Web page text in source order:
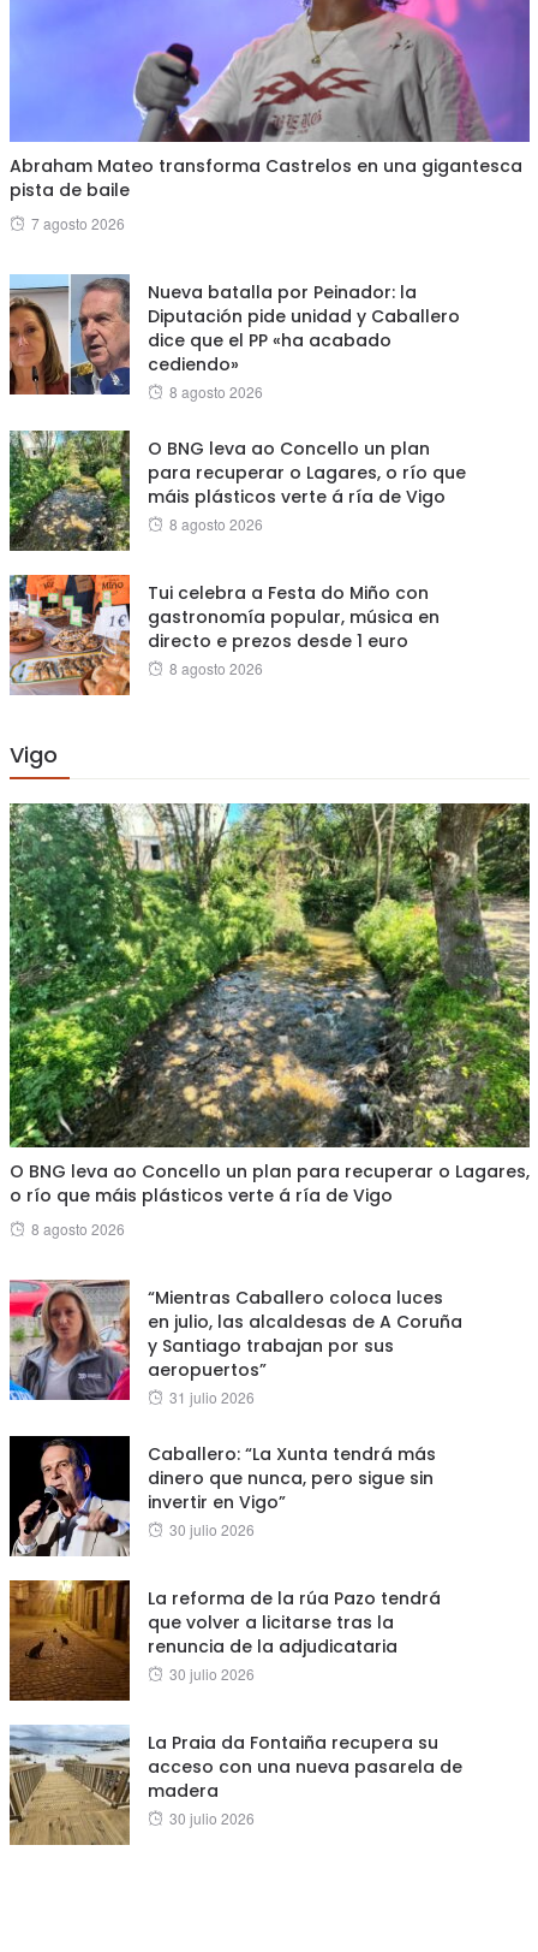
Abraham Mateo transforma Castrelos en una gigantesca
pista de baile
Posted
7 agosto 2026
Nueva batalla por Peinador: la
Diputación pide unidad y Caballero
dice que el PP «ha acabado
cediendo»
Posted
8 agosto 2026
O BNG leva ao Concello un plan
para recuperar o Lagares, o río que
máis plásticos verte á ría de Vigo
Posted
8 agosto 2026
Tui celebra a Festa do Miño con
gastronomía popular, música en
directo e prezos desde 1 euro
Posted
8 agosto 2026
Vigo
O BNG leva ao Concello un plan para recuperar o Lagares,
o río que máis plásticos verte á ría de Vigo
Posted
8 agosto 2026
“Mientras Caballero coloca luces
en julio, las alcaldesas de A Coruña
y Santiago trabajan por sus
aeropuertos”
Posted
31 julio 2026
Caballero: “La Xunta tendrá más
dinero que nunca, pero sigue sin
invertir en Vigo”
Posted
30 julio 2026
La reforma de la rúa Pazo tendrá
que volver a licitarse tras la
renuncia de la adjudicataria
Posted
30 julio 2026
La Praia da Fontaiña recupera su
acceso con una nueva pasarela de
madera
Posted
30 julio 2026